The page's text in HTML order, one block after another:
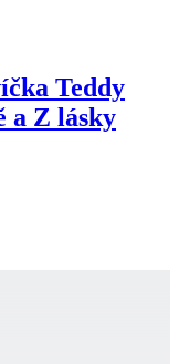
Teddy
a Z lásky